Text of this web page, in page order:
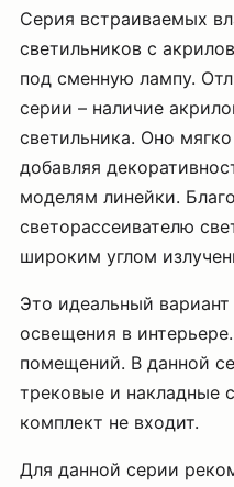
Серия встраиваемых
светильников с
под сменную лампу.
серии – наличие
светильника. Оно
добавляя
моделям линейки.
светорассеивателю
широким углом
Это идеальный
освещения в
помещений. В данной
трековые и накладные
комплект не входит.
Для данной серии